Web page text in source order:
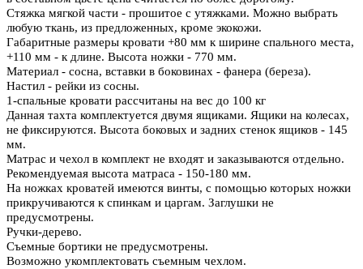
Стяжка мягкой части - прошитое с утяжками. Можно выбрать
любую ткань, из предложенных, кроме экокожи.
Габаритные размеры кровати +80 мм к ширине спального места,
+110 мм - к длине. Высота ножки - 770 мм.
Материал - сосна, вставки в боковинах - фанера (береза).
Настил - рейки из сосны.
1-спальные кровати рассчитаны на вес до 100 кг
Данная тахта комплектуется двумя ящиками. Ящики на колесах,
не фиксируются. Высота боковых и задних стенок ящиков - 145
мм.
Матрас и чехол в комплект не входят и заказываются отдельно.
Рекомендуемая высота матраса - 150-180 мм.
На ножках кроватей имеются винты, с помощью которых ножки
прикручиваются к спинкам и царгам. Заглушки не
предусмотрены.
Ручки-дерево.
Съемные бортики не предусмотрены.
Возможно укомплектовать съемным чехлом.